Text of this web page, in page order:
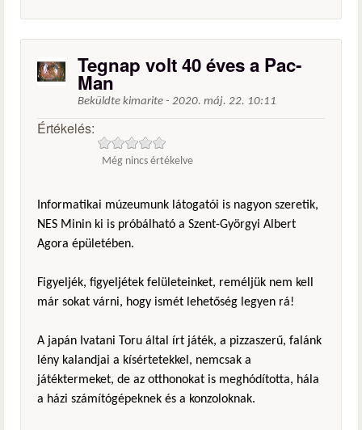
Tegnap volt 40 éves a Pac-
Man
Beküldte kimarite - 2020. máj. 22. 10:11
Értékelés:
Még nincs értékelve
Informatikai múzeumunk látogatói is nagyon szeretik,
NES Minin ki is próbálható a Szent-Györgyi Albert
Agora épületében.
Figyeljék, figyeljétek felületeinket, reméljük nem kell
már sokat várni, hogy ismét lehetőség legyen rá!
A japán Ivatani Toru által írt játék, a pizzaszerű, falánk
lény kalandjai a kísértetekkel, nemcsak a
játéktermeket, de az otthonokat is meghódította, hála
a házi számítógépeknek és a konzoloknak.